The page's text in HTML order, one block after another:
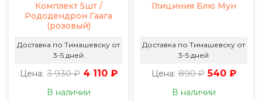
Комплект 5шт /
Рододендрон Гаага
(розовый)
Доставка по Тимашевску от
3-5 дней
Цена: 3 930 ₽ 4 110 ₽
В наличии
Глициния Блю Мун
Доставка по Тимашевску от
3-5 дней
Цена: 890 ₽ 540 ₽
В наличии